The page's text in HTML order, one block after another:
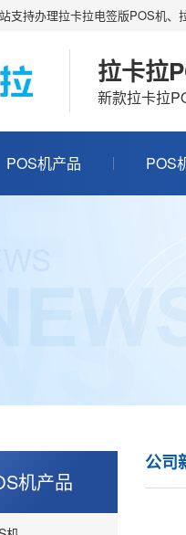
支持办理拉卡拉电签版POS机、
拉卡拉
新款拉卡拉
POS机产品 POS
机产品
公司